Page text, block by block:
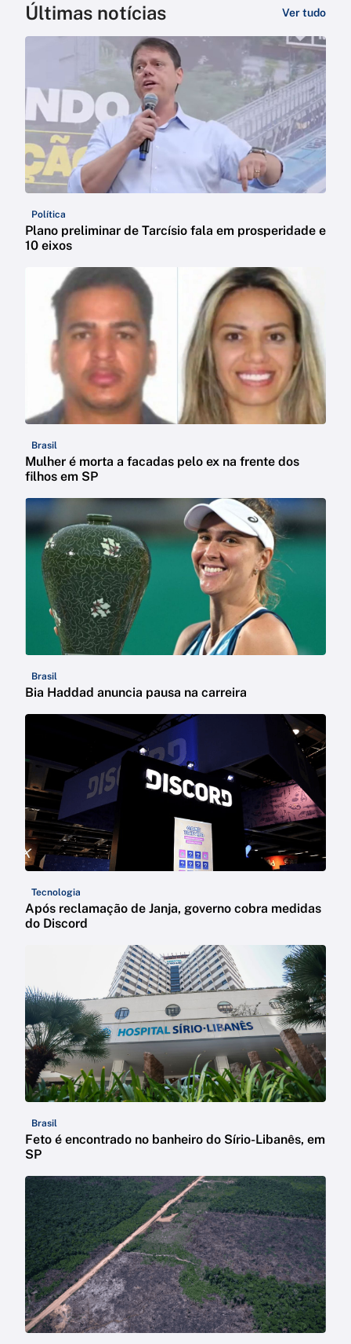
Últimas notícias Ver tudo
Política
Plano preliminar de Tarcísio fala em prosperidade e
10 eixos
Brasil
Mulher é morta a facadas pelo ex na frente dos
filhos em SP
Brasil
Bia Haddad anuncia pausa na carreira
Tecnologia
Após reclamação de Janja, governo cobra medidas
do Discord
Brasil
Feto é encontrado no banheiro do Sírio-Libanês, em
SP